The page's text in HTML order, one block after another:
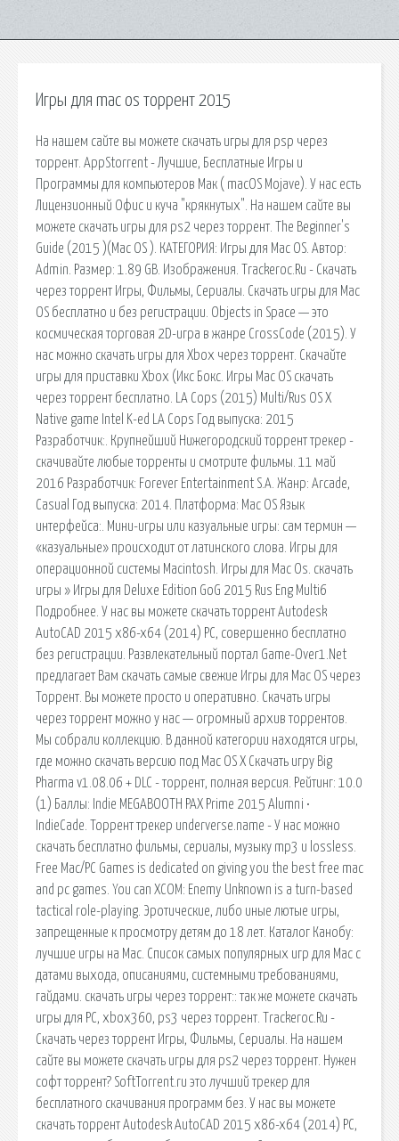
Игры для mac os торрент 2015
На нашем сайте вы можете скачать игры для psp через
торрент. AppStorrent - Лучшие, Бесплатные Игры и
Программы для компьютеров Мак ( macOS Mojave). У нас есть
Лицензионный Офис и куча "крякнутых". На нашем сайте вы
можете скачать игры для ps2 через торрент. The Beginner's
Guide (2015 )(Mac OS ). КАТЕГОРИЯ: Игры для Mac OS. Автор:
Admin. Размер: 1.89 GB. Изображения. Trackeroc.Ru - Скачать
через торрент Игры, Фильмы, Сериалы. Скачать игры для Mac
OS бесплатно и без регистрации. Objects in Space — это
космическая торговая 2D-игра в жанре CrossCode (2015). У
нас можно скачать игры для Xbox через торрент. Скачайте
игры для приставки Xbox (Икс Бокс. Игры Mac OS скачать
через торрент бесплатно. LA Cops (2015) Multi/Rus OS X
Native game Intel K-ed LA Cops Год выпуска: 2015
Разработчик:. Крупнейший Нижегородский торрент трекер -
скачивайте любые торренты и смотрите фильмы. 11 май
2016 Разработчик: Forever Entertainment S.A. Жанр: Arcade,
Casual Год выпуска: 2014. Платформа: Mac OS Язык
интерфейса:. Мини-игры или казуальные игры: сам термин —
«казуальные» происходит от латинского слова. Игры для
операционной системы Macintosh. Игры для Mac Os. скачать
игры » Игры для Deluxe Edition GoG 2015 Rus Eng Multi6
Подробнее. У нас вы можете скачать торрент Autodesk
AutoCAD 2015 x86-x64 (2014) PC, совершенно бесплатно
без регистрации. Развлекательный портал Game-Over1.Net
предлагает Вам скачать самые свежие Игры для Mac OS через
Торрент. Вы можете просто и оперативно. Скачать игры
через торрент можно у нас — огромный архив торрентов.
Мы собрали коллекцию. В данной категории находятся игры,
где можно скачать версию под Mac OS X Скачать игру Big
Pharma v1.08.06 + DLC - торрент, полная версия. Рейтинг: 10.0
(1) Баллы: Indie MEGABOOTH PAX Prime 2015 Alumni •
IndieCade. Торрент трекер underverse.name - У нас можно
скачать бесплатно фильмы, сериалы, музыку mp3 и lossless.
Free Mac/PC Games is dedicated on giving you the best free mac
and pc games. You can XCOM: Enemy Unknown is a turn-based
tactical role-playing. Эротические, либо иные лютые игры,
запрещенные к просмотру детям до 18 лет. Каталог Канобу:
лучшие игры на Mac. Список самых популярных игр для Mac с
датами выхода, описаниями, системными требованиями,
гайдами. скачать игры через торрент:: так же можете скачать
игры для PC, xbox360, ps3 через торрент. Trackeroc.Ru -
Скачать через торрент Игры, Фильмы, Сериалы. На нашем
сайте вы можете скачать игры для ps2 через торрент. Нужен
софт торрент? SoftTorrent.ru это лучший трекер для
бесплатного скачивания программ без. У нас вы можете
скачать торрент Autodesk AutoCAD 2015 x86-x64 (2014) PC,